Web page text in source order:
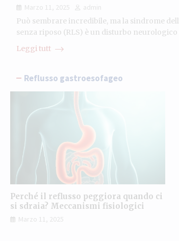
Marzo 11, 2025
admin
Può sembrare incredibile, ma la sindrome
senza riposo (RLS) è un disturbo
Leggi tutt
Reflusso gastroesofageo
Perché il reflusso peggiora quando ci
si sdraia? Meccanismi fisiologici
Marzo 11, 2025